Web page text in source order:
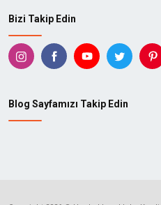
Bizi Takip Edin
Blog Sayfamızı Takip Edin